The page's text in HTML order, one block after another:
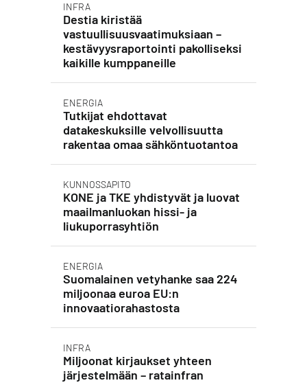
INFRA
Destia kiristää
vastuullisuusvaatimuksiaan –
kestävyysraportointi pakolliseksi
kaikille kumppaneille
ENERGIA
Tutkijat ehdottavat
datakeskuksille velvollisuutta
rakentaa omaa sähköntuotantoa
KUNNOSSAPITO
KONE ja TKE yhdistyvät ja luovat
maailmanluokan hissi- ja
liukuporrasyhtiön
ENERGIA
Suomalainen vetyhanke saa 224
miljoonaa euroa EU:n
innovaatiorahastosta
INFRA
Miljoonat kirjaukset yhteen
järjestelmään – ratainfran